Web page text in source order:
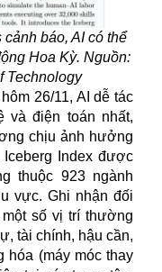
báo, AI có thể
Hoa Kỳ. Nguồn:
Technology
26/11, AI dễ tác
và điện toán nhất,
chịu ảnh hưởng
Index được
thuộc 923 ngành
vực. Ghi nhận đối
số vị trí thường
tài chính, hậu cần,
(máy móc thay